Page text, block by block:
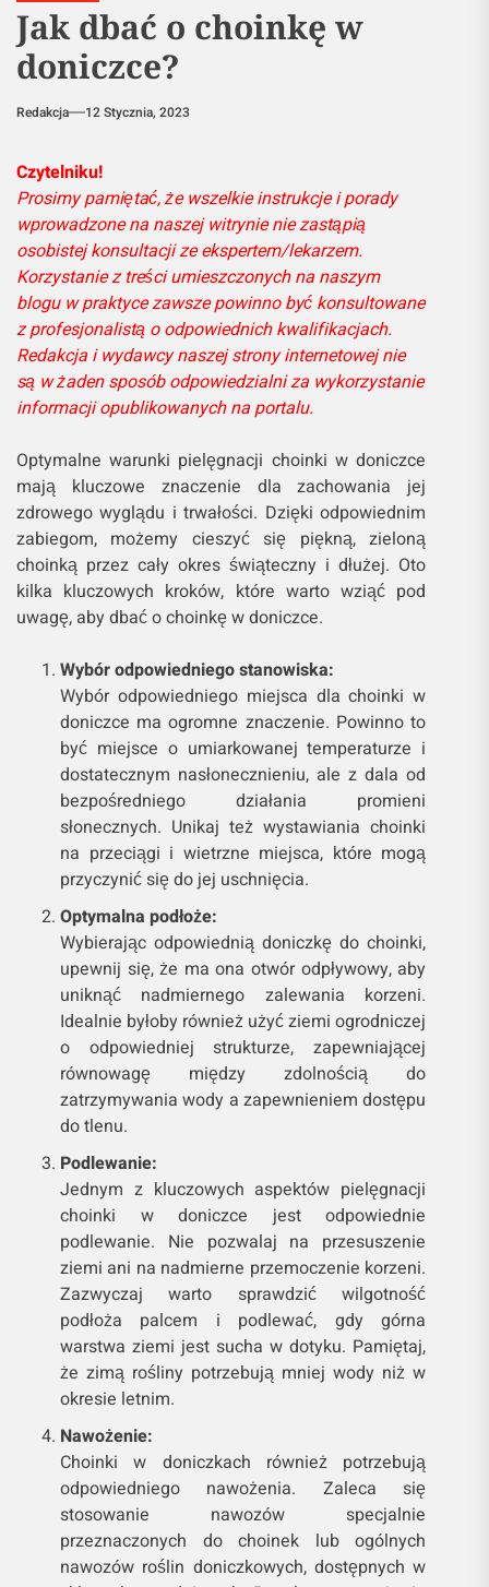
Jak dbać o choinkę w
doniczce?
Redakcja 12 Stycznia, 2023
Czytelniku!
Prosimy pamiętać, że wszelkie instrukcje i porady
wprowadzone na naszej witrynie nie zastąpią
osobistej konsultacji ze ekspertem/lekarzem.
Korzystanie z treści umieszczonych na naszym
blogu w praktyce zawsze powinno być konsultowane
z profesjonalistą o odpowiednich kwalifikacjach.
Redakcja i wydawcy naszej strony internetowej nie
są w żaden sposób odpowiedzialni za wykorzystanie
informacji opublikowanych na portalu.
Optymalne warunki pielęgnacji choinki w doniczce
mają kluczowe znaczenie dla zachowania jej
zdrowego wyglądu i trwałości. Dzięki odpowiednim
zabiegom, możemy cieszyć się piękną, zieloną
choinką przez cały okres świąteczny i dłużej. Oto
kilka kluczowych kroków, które warto wziąć pod
uwagę, aby dbać o choinkę w doniczce.
Wybór odpowiedniego stanowiska:
Wybór odpowiedniego miejsca dla choinki w
doniczce ma ogromne znaczenie. Powinno to
być miejsce o umiarkowanej temperaturze i
dostatecznym nasłonecznieniu, ale z dala od
bezpośredniego działania promieni
słonecznych. Unikaj też wystawiania choinki
na przeciągi i wietrzne miejsca, które mogą
przyczynić się do jej uschnięcia.
Optymalna podłoże:
Wybierając odpowiednią doniczkę do choinki,
upewnij się, że ma ona otwór odpływowy, aby
uniknąć nadmiernego zalewania korzeni.
Idealnie byłoby również użyć ziemi ogrodniczej
o odpowiedniej strukturze, zapewniającej
równowagę między zdolnością do
zatrzymywania wody a zapewnieniem dostępu
do tlenu.
Podlewanie:
Jednym z kluczowych aspektów pielęgnacji
choinki w doniczce jest odpowiednie
podlewanie. Nie pozwalaj na przesuszenie
ziemi ani na nadmierne przemoczenie korzeni.
Zazwyczaj warto sprawdzić wilgotność
podłoża palcem i podlewać, gdy górna
warstwa ziemi jest sucha w dotyku. Pamiętaj,
że zimą rośliny potrzebują mniej wody niż w
okresie letnim.
Nawożenie:
Choinki w doniczkach również potrzebują
odpowiedniego nawożenia. Zaleca się
stosowanie nawozów specjalnie
przeznaczonych do choinek lub ogólnych
nawozów roślin doniczkowych, dostępnych w